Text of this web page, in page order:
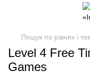
Пошук по рівнях і
Level 4 Free
Games